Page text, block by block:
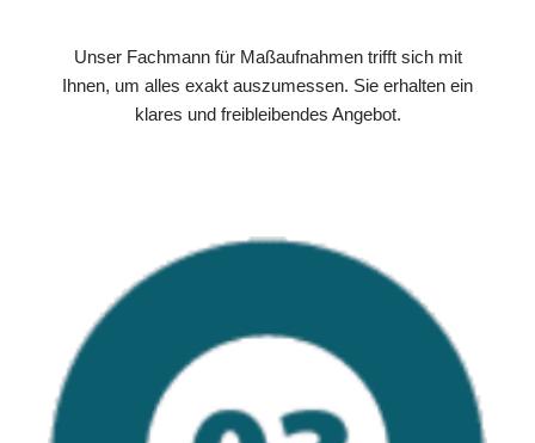
Unser Fachmann für Maßaufnahmen trifft sich mit
Ihnen, um alles exakt auszumessen. Sie erhalten ein
klares und freibleibendes Angebot.